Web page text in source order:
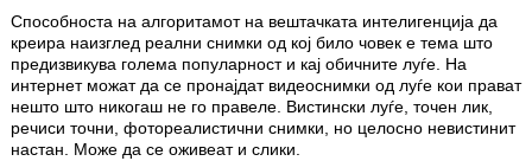
Способноста на алгоритамот на вештачката интелигенција да
креира наизглед реални снимки од кој било човек е тема што
предизвикува голема популарност и кај обичните луѓе. На
интернет можат да се пронајдат видеоснимки од луѓе кои прават
нешто што никогаш не го правеле. Вистински луѓе, точен лик,
речиси точни, фотореалистични снимки, но целосно невистинит
настан. Може да се оживеат и слики.